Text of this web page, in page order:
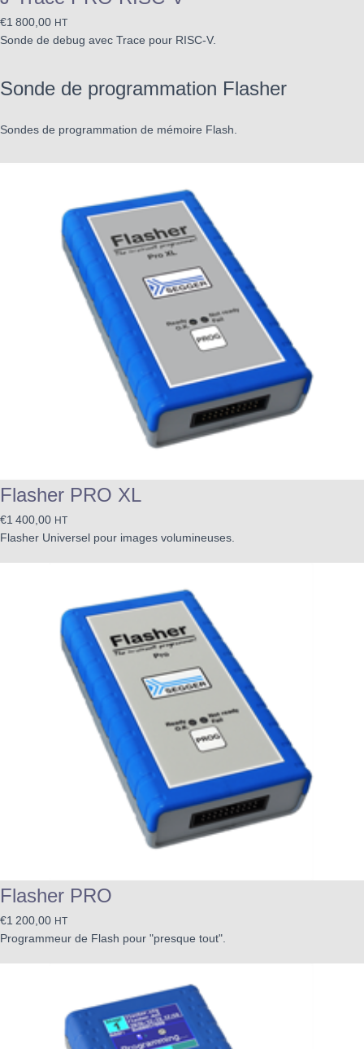
€1 800,00 HT
Sonde de debug avec Trace pour RISC-V.
Sonde de programmation Flasher
Sondes de programmation de mémoire Flash.
Flasher PRO XL
€1 400,00 HT
Flasher Universel pour images volumineuses.
Flasher PRO
€1 200,00 HT
Programmeur de Flash pour "presque tout".